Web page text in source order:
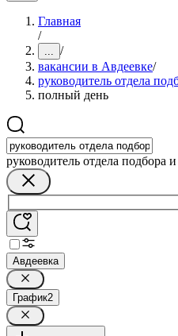
Главная
/
... /
вакансии в Авдеевке/
руководитель отдела
полный день
руководитель отдела подбора
Авдеевка
График2